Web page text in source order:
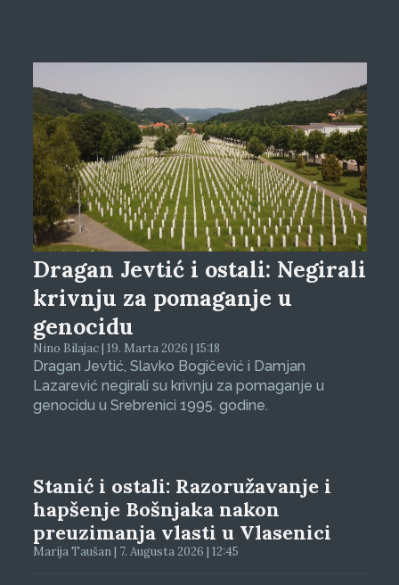
Dragan Jevtić i ostali: Negirali
krivnju za pomaganje u
genocidu
Nino Bilajac | 19. Marta 2026 | 15:18
Dragan Jevtić, Slavko Bogičević i Damjan
Lazarević negirali su krivnju za pomaganje u
genocidu u Srebrenici 1995. godine.
Stanić i ostali: Razoružavanje i
hapšenje Bošnjaka nakon
preuzimanja vlasti u Vlasenici
Marija Taušan | 7. Augusta 2026 | 12:45